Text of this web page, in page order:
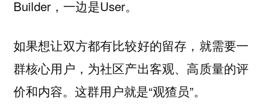
Builder，一边是User。
如果想让双方都有比较好的留存，就需要一
群核心用户，为社区产出客观、高质量的评
价和内容。这群用户就是“观猹员”。